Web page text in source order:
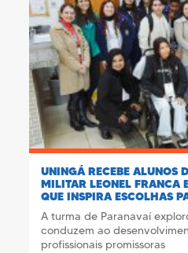
UNINGÁ RECEBE ALUNOS
MILITAR LEONEL FRANCA
QUE INSPIRA ESCOLHAS
A turma de Paranavaí
conduzem ao
profissionais promissoras